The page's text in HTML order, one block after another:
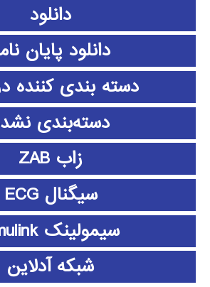
دانلود
دانلود پايان
دسته بندی کننده
دسته‌بندی
زاب ZAB
سیگنال ECG
سیمولینک simulink
شبکه آدلاین